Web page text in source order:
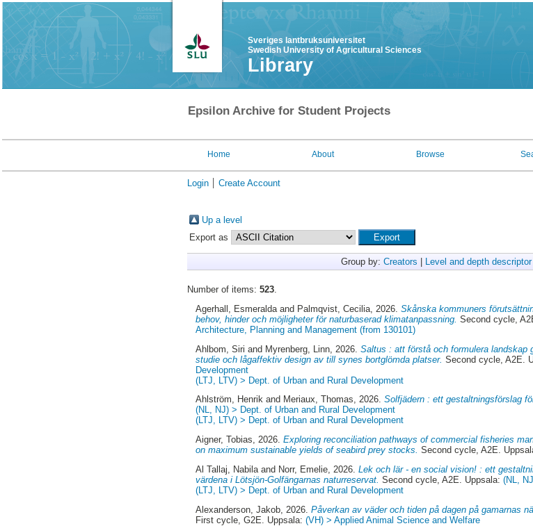
Sveriges lantbruksuniversitet
Swedish University of Agricultural Sciences
Library
Epsilon Archive for Student Projects
Home About Browse
Login Create Account
Up a level
Export as
Group by: Creators Level and depth descriptor|
Number of items: 523.
Agerhall, Esmeralda and Palmqvist, Cecilia , 2026.Skånska kommuners
behov, hinder och möjligheter för naturbaserad klimatanpassning. Second cycle,
Architecture, Planning and Management (from 130101)
Ahlbom, Siri and Myrenberg, Linn , 2026.Saltus : att förstå och formulera landskap
studie och lågaffektiv design av till synes bortglömda platser. Second cycle, A2E.
Development
(LTJ, LTV) > Dept. of Urban and Rural Development
Ahlström, Henrik and Meriaux, Thomas, 2026.Solfjädern : ett gestaltningsförslag
(NL, NJ) > Dept. of Urban and Rural Development
(LTJ, LTV) > Dept. of Urban and Rural Development
Aigner, Tobias, 2026.Exploring reconciliation pathways of commercial fisheries
on maximum sustainable yields of seabird prey stocks. Second cycle, A2E.
Al Tallaj, Nabila and Norr, Emelie , 2026.Lek och lär - en social vision! : ett
värdena i Lötsjön-Golfängarnas naturreservat. Second cycle, A2E. Uppsala:(NL,
(LTJ, LTV) > Dept. of Urban and Rural Development
Alexanderson, Jakob , 2026.Påverkan av väder och tiden på dagen på gamarnas
First cycle, G2E. Uppsala:(VH) > Applied Animal Science and Welfare